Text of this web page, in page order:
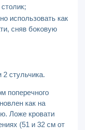
использовать как
сняв боковую
стульчика.
поперечного
как на
Ложе кровати
(51 и 32 см от